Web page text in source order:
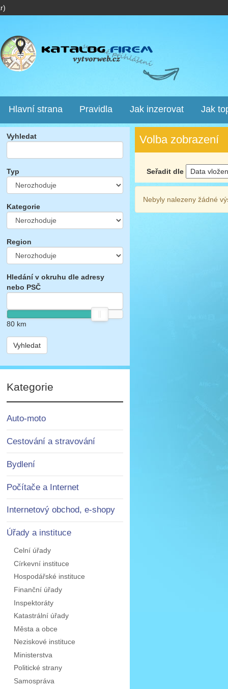
Hlavní strana Pravidla Jak inzerovat Jak
Vyhledat
Typ
Kategorie
Region
Hledání v okruhu dle adresy
nebo PSČ
80km
Vyhledat
Kategorie
Auto-moto
Cestování a stravování
Bydlení
Počítače a Internet
Internetový obchod, e-shopy
Úřady a instituce
Celní úřady
Církevní instituce
Hospodářské instituce
Finanční úřady
Inspektoráty
Katastrální úřady
Města a obce
Neziskové instituce
Ministerstva
Politické strany
Samospráva
Volba zobrazení
Seřadit dle
Nebyly nalezeny žádné